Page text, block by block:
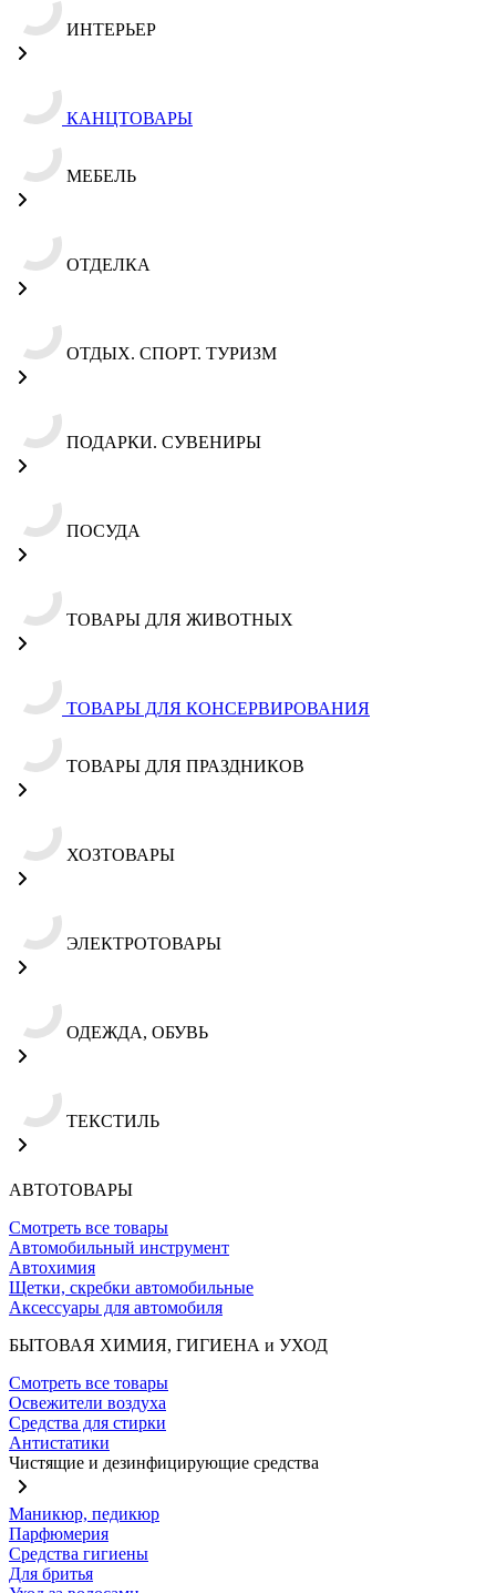
ИНТЕРЬЕР
КАНЦТОВАРЫ
МЕБЕЛЬ
ОТДЕЛКА
ОТДЫХ. СПОРТ. ТУРИЗМ
ПОДАРКИ. СУВЕНИРЫ
ПОСУДА
ТОВАРЫ ДЛЯ ЖИВОТНЫХ
ТОВАРЫ ДЛЯ КОНСЕРВИРОВАНИЯ
ТОВАРЫ ДЛЯ ПРАЗДНИКОВ
ХОЗТОВАРЫ
ЭЛЕКТРОТОВАРЫ
ОДЕЖДА, ОБУВЬ
ТЕКСТИЛЬ
АВТОТОВАРЫ
Смотреть все товары
Автомобильный инструмент
Автохимия
Щетки, скребки автомобильные
Аксессуары для автомобиля
БЫТОВАЯ ХИМИЯ, ГИГИЕНА и УХОД
Смотреть все товары
Освежители воздуха
Средства для стирки
Антистатики
Чистящие и дезинфицирующие средства
Маникюр, педикюр
Парфюмерия
Средства гигиены
Для бритья